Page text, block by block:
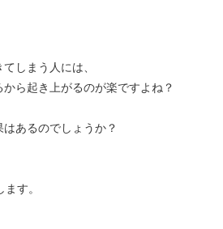
しまう人には、
ら起き上がるのが楽ですよね？
あるのでしょうか？
す。